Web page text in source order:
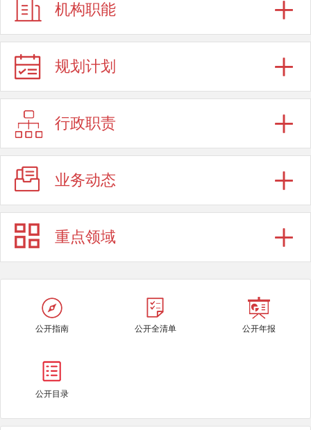
机构职能
规划计划
行政职责
业务动态
重点领域
公开指南 公开全清单 公开年报
公开目录